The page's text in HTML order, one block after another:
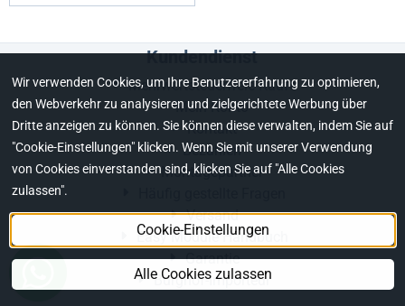
Kundendienst
Mehrwertsteuerfreie Käufe
Mein Konto
Kontakt
Bezahlen
Montagepartner
Versand
Easy Module Handbuch
Garantie
Burghof-Importeur
Wir verwenden Cookies, um Ihre Benutzererfahrung zu optimieren,
den Webverkehr zu analysieren und zielgerichtete Werbung über
Dritte anzeigen zu können. Sie können diese verwalten, indem Sie auf
"Cookie-Einstellungen" klicken. Wenn Sie mit unserer Verwendung
von Cookies einverstanden sind, klicken Sie auf "Alle Cookies
zulassen".
Cookie-Einstellungen
Alle Cookies zulassen